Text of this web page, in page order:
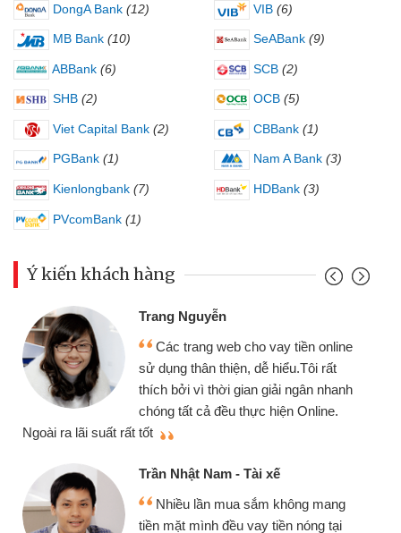
DongA Bank (12) VIB (6)
MB Bank (10) SeABank (9)
ABBank (6) SCB (2)
SHB (2) OCB (5)
Viet Capital Bank (2) CBBank (1)
PGBank (1) Nam A Bank (3)
Kienlongbank (7) HDBank (3)
PVcomBank (1)
Ý kiến khách hàng
Trang Nguyễn
Các trang web cho vay tiền online
sử dụng thân thiện, dễ hiểu.Tôi rất
thích bởi vì thời gian giải ngân nhanh
chóng tất cả đều thực hiện Online.
Ngoài ra lãi suất rất tốt
Trần Nhật Nam - Tài xế
Nhiều lần mua sắm không mang
tiền mặt mình đều vay tiền nóng tại